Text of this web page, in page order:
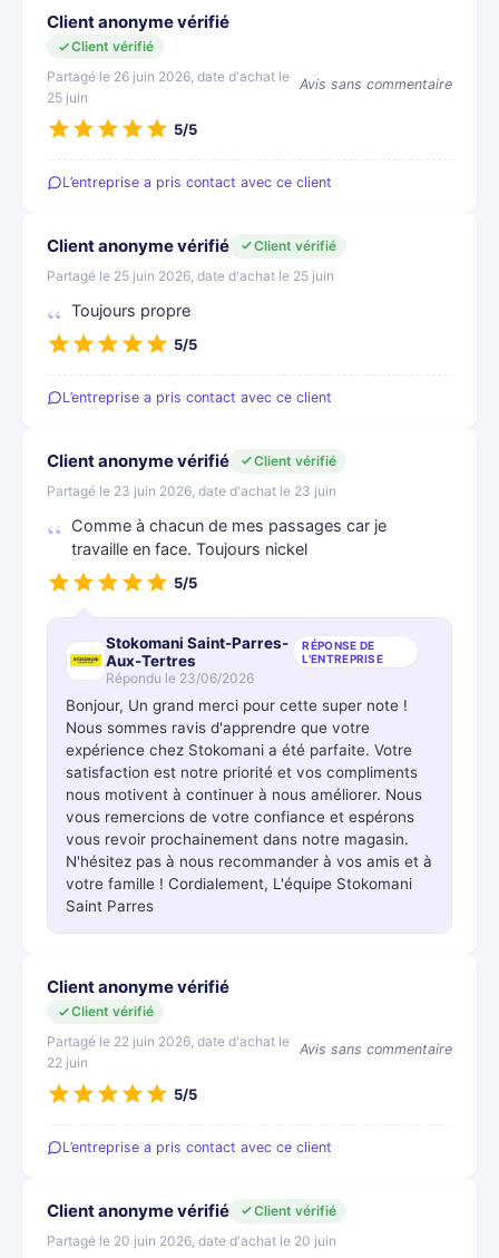
Client anonyme vérifié
Client vérifié
Partagé le 26 juin 2026, date d'achat le
25 juin
Avis sans commentaire
5/5
L’entreprise a pris contact avec ce client
Client anonyme vérifié
Client vérifié
Partagé le 25 juin 2026, date d'achat le 25 juin
Toujours propre
5/5
L’entreprise a pris contact avec ce client
Client anonyme vérifié
Client vérifié
Partagé le 23 juin 2026, date d'achat le 23 juin
Comme à chacun de mes passages car je
travaille en face. Toujours nickel
5/5
Stokomani Saint-Parres-
Aux-Tertres
RÉPONSE DE
L'ENTREPRISE
Répondu le 23/06/2026
Bonjour, Un grand merci pour cette super note !
Nous sommes ravis d'apprendre que votre
expérience chez Stokomani a été parfaite. Votre
satisfaction est notre priorité et vos compliments
nous motivent à continuer à nous améliorer. Nous
vous remercions de votre confiance et espérons
vous revoir prochainement dans notre magasin.
N'hésitez pas à nous recommander à vos amis et à
votre famille ! Cordialement, L'équipe Stokomani
Saint Parres
Client anonyme vérifié
Client vérifié
Partagé le 22 juin 2026, date d'achat le
22 juin
Avis sans commentaire
5/5
L’entreprise a pris contact avec ce client
Client anonyme vérifié
Client vérifié
Partagé le 20 juin 2026, date d'achat le 20 juin